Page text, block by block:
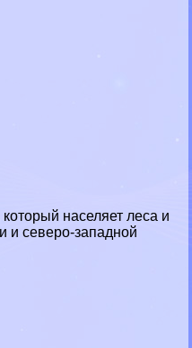
населяет леса и
и северо-западной